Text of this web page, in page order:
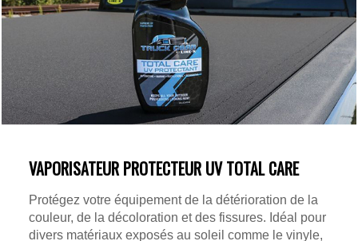
VAPORISATEUR PROTECTEUR UV TOTAL CARE
Protégez votre équipement de la détérioration de la
couleur, de la décoloration et des fissures. Idéal pour
divers matériaux exposés au soleil comme le vinyle,